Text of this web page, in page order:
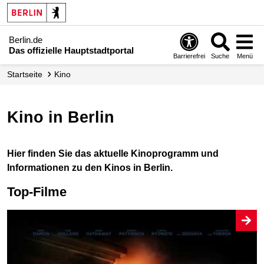
Berlin.de
Das offizielle Hauptstadtportal
Barrierefrei Suche Menü
Startseite Kino
Kino in Berlin
Hier finden Sie das aktuelle Kinoprogramm und
Informationen zu den Kinos in Berlin.
Top-Filme